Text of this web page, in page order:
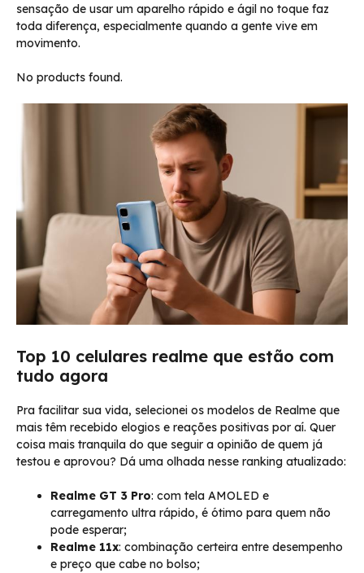
sensação de usar um aparelho rápido e ágil no toque faz
toda diferença, especialmente quando a gente vive em
movimento.
No products found.
Top 10 celulares realme que estão com
tudo agora
Pra facilitar sua vida, selecionei os modelos de Realme que
mais têm recebido elogios e reações positivas por aí. Quer
coisa mais tranquila do que seguir a opinião de quem já
testou e aprovou? Dá uma olhada nesse ranking atualizado:
Realme GT 3 Pro: com tela AMOLED e
carregamento ultra rápido, é ótimo para quem não
pode esperar;
Realme 11x: combinação certeira entre desempenho
e preço que cabe no bolso;